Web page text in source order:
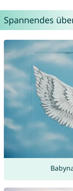
Spannendes